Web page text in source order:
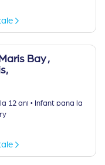
Bay ,
12 ani ·Infant pana la